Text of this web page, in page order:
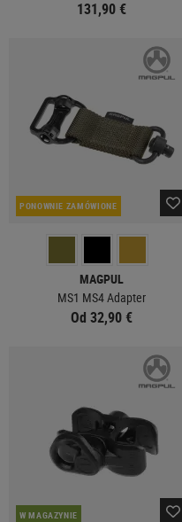
131,90 €
PONOWNIE ZAMÓWIONE
MAGPUL
MS1 MS4 Adapter
Od 32,90 €
W MAGAZYNIE